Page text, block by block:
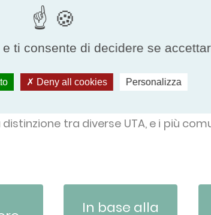
La legislazione che si evolve
migliori e a dispositivi di
tra diverse UTA, e i più
In base alla
ti consente di decidere se
Deny all cookies Personalizza